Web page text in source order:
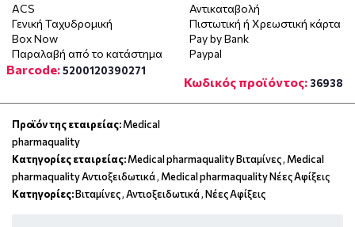
ACS
Γενική Ταχυδρομική
Box Now
Παραλαβή από το κατάστημα
Αντικαταβολή
Πιστωτική ή Χρεωστική κάρτα
Pay by Bank
Paypal
Barcode:5200120390271
Κωδικός προϊόντος: 36938
Προϊόν της εταιρείας:Medical
pharmaquality
Κατηγορίες εταιρείας:Medical pharmaquality Βιταμίνες, Medical
pharmaquality Αντιοξειδωτικά, Medical pharmaquality Νέες Αφίξεις
Κατηγορίες:Βιταμίνες,Αντιοξειδωτικά,Νέες Αφίξεις